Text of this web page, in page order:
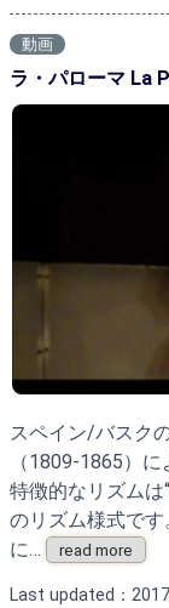
動画
ラ・パローマ La
スペイン/バスク
（1809-1865）
特徴的なリズムは
のリズム様式で
に…
read more
Last updated：